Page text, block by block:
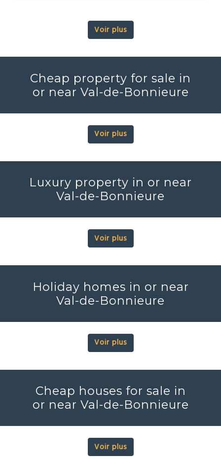
Voir plus
Cheap property for sale in
or near Val-de-Bonnieure
Voir plus
Luxury property in or near
Val-de-Bonnieure
Voir plus
Holiday homes in or near
Val-de-Bonnieure
Voir plus
Cheap houses for sale in
or near Val-de-Bonnieure
Voir plus